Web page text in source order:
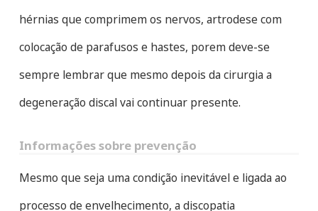
hérnias que comprimem os nervos, artrodese com
colocação de parafusos e hastes, porem deve-se
sempre lembrar que mesmo depois da cirurgia a
degeneração discal vai continuar presente.
Informações sobre prevenção
Mesmo que seja uma condição inevitável e ligada ao
processo de envelhecimento, a discopatia